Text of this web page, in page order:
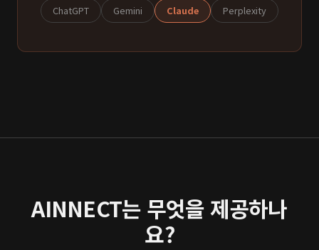
ChatGPT Gemini Claude Perplexity
AINNECT는 무엇을 제공하나
요?